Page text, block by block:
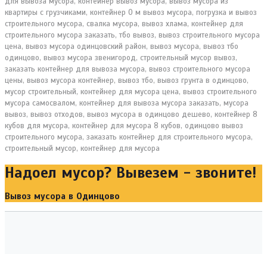
Надоел мусор? Вывезем - звоните!
Вывоз мусора в Одинцово